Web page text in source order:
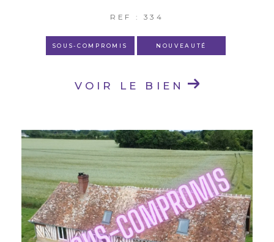
REF : 334
SOUS-COMPROMIS NOUVEAUTÉ
VOIR LE BIEN